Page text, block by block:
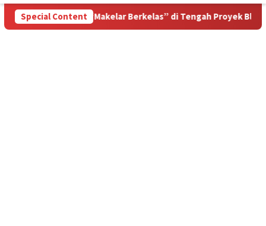
Special Content
Blok Masela Bupati Tanimbar Ricky Jauwerissa